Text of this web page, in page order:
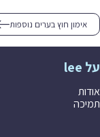
אימון חוץ בערים נוספות
על lee
אודות
תמיכה